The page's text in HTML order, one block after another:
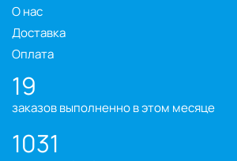
О нас
Доставка
Оплата
19
заказов выполненно в этом месяце
1031